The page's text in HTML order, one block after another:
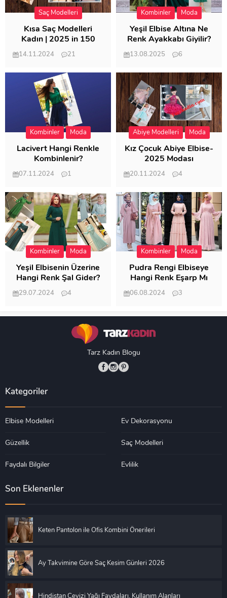
Saç Modelleri
Kısa Saç Modelleri
Kadın | 2025 in 150
Modeli
14.11.2024
21
Kombinler Moda
Yeşil Elbise Altına Ne
Renk Ayakkabı Giyilir?
13.08.2025
6
Kombinler Moda
Lacivert Hangi Renkle
Kombinlenir?
07.11.2024
1
Abiye Modelleri Moda
Kız Çocuk Abiye Elbise-
2025 Modası
20.11.2024
4
Kombinler Moda
Yeşil Elbisenin Üzerine
Hangi Renk Şal Gider?
29.07.2024
4
Kombinler Moda
Pudra Rengi Elbiseye
Hangi Renk Eşarp Mı
Dedi Birisi
06.08.2024
3
Tarz Kadın Blogu
Kategoriler
Elbise Modelleri Ev Dekorasyonu
Güzellik Saç Modelleri
Faydalı Bilgiler Evlilik
Son Eklenenler
Keten Pantolon ile Ofis Kombini Önerileri
Ay Takvimine Göre Saç Kesim Günleri 2026
Hindistan Cevizi Yağı Faydaları, Kullanım Alanları